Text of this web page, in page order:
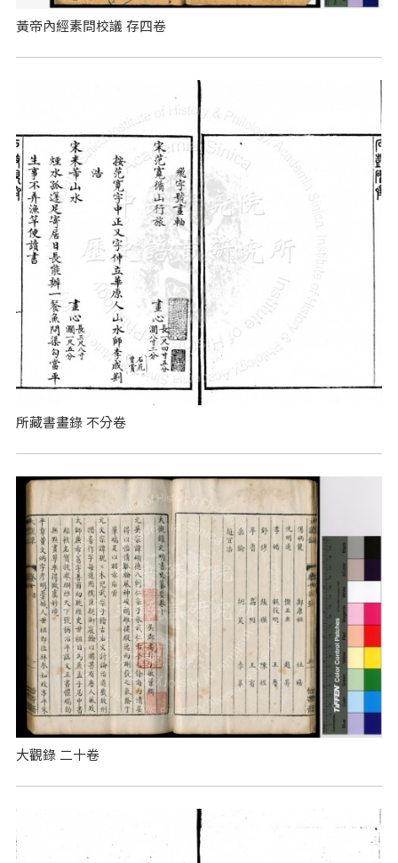
黃帝內經素問校議 存四卷
所藏書畫錄 不分卷
大觀錄 二十卷